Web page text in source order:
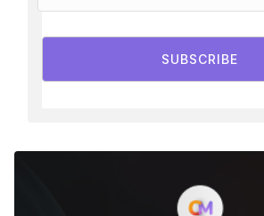
SUBSCRIBE